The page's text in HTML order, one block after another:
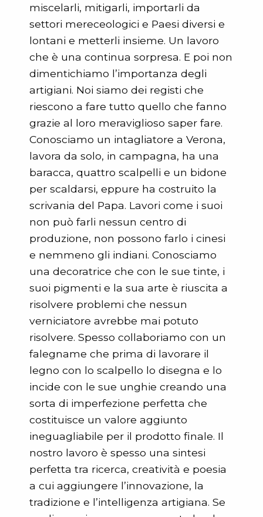
miscelarli, mitigarli, importarli da
settori mereceologici e Paesi diversi e
lontani e metterli insieme. Un lavoro
che è una continua sorpresa. E poi non
dimentichiamo l’importanza degli
artigiani. Noi siamo dei registi che
riescono a fare tutto quello che fanno
grazie al loro meraviglioso saper fare.
Conosciamo un intagliatore a Verona,
lavora da solo, in campagna, ha una
baracca, quattro scalpelli e un bidone
per scaldarsi, eppure ha costruito la
scrivania del Papa. Lavori come i suoi
non può farli nessun centro di
produzione, non possono farlo i cinesi
e nemmeno gli indiani. Conosciamo
una decoratrice che con le sue tinte, i
suoi pigmenti e la sua arte è riuscita a
risolvere problemi che nessun
verniciatore avrebbe mai potuto
risolvere. Spesso collaboriamo con un
falegname che prima di lavorare il
legno con lo scalpello lo disegna e lo
incide con le sue unghie creando una
sorta di imperfezione perfetta che
costituisce un valore aggiunto
ineguagliabile per il prodotto finale. Il
nostro lavoro è spesso una sintesi
perfetta tra ricerca, creatività e poesia
a cui aggiungere l’innovazione, la
tradizione e l’intelligenza artigiana. Se